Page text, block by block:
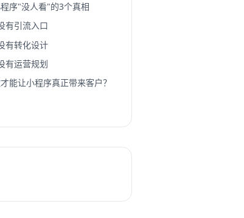
序"没人看"的3个真相
有引流入口
有转化设计
有运营规划
能让小程序真正带来客户？